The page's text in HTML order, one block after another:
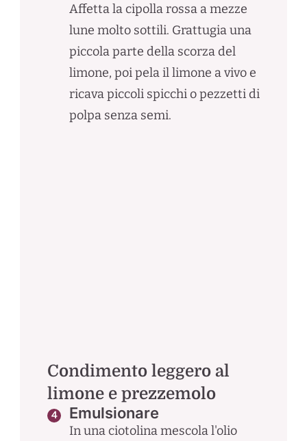
Affetta la cipolla rossa a mezze
lune molto sottili. Grattugia una
piccola parte della scorza del
limone, poi pela il limone a vivo e
ricava piccoli spicchi o pezzetti di
polpa senza semi.
Condimento leggero al
limone e prezzemolo
Emulsionare
In una ciotolina mescola l'olio